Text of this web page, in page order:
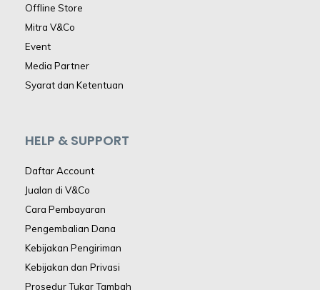
Offline Store
Mitra V&Co
Event
Media Partner
Syarat dan Ketentuan
HELP & SUPPORT
Daftar Account
Jualan di V&Co
Cara Pembayaran
Pengembalian Dana
Kebijakan Pengiriman
Kebijakan dan Privasi
Prosedur Tukar Tambah